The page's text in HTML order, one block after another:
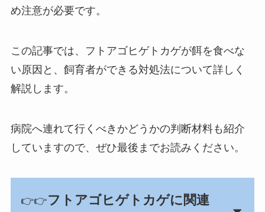
め注意が必要です。
この記事では、フトアゴヒゲトカゲが餌を食べな
い原因と、飼育者ができる対処法について詳しく
解説します。
病院へ連れて行くべきかどうかの判断材料も紹介
していますので、ぜひ最後までお読みください。
👉👉フトアゴヒゲトカゲに関連